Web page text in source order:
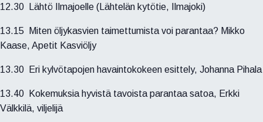
12.30 Lähtö Ilmajoelle (Lähtelän kytötie, Ilmajoki)
13.15 Miten öljykasvien taimettumista voi parantaa? Mikko
Kaase, Apetit Kasviöljy
13.30 Eri kylvötapojen havaintokokeen esittely, Johanna Pihala
13.40 Kokemuksia hyvistä tavoista parantaa satoa, Erkki
Välkkilä, viljelijä